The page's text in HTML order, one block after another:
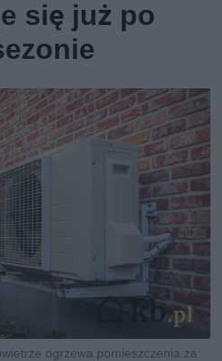
się już po
ogrzewa pomieszczenia za